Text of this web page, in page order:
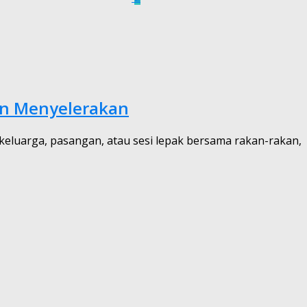
Menyelerakan
pasangan, atau sesi lepak bersama rakan-rakan,